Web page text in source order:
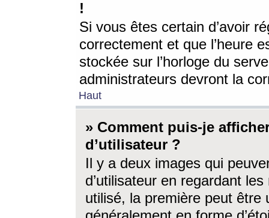
!
Si vous êtes certain d’avoir
correctement et que l’heure
stockée sur l’horloge du
administrateurs devront la
Haut
» Comment puis-je
d’utilisateur ?
Il y a deux images qui
d’utilisateur en regardant
utilisé, la première peut être